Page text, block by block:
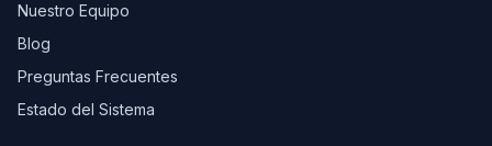
Nuestro Equipo
Blog
Preguntas Frecuentes
Estado del Sistema